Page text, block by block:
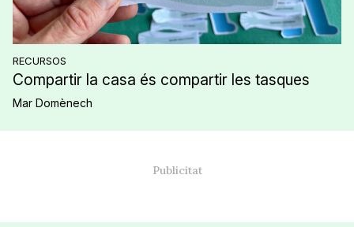
RECURSOS
Compartir la casa és compartir les tasques
Mar Domènech